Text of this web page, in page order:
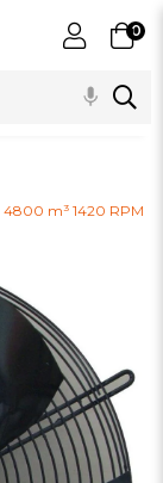
0
4800 m³ 1420 RPM